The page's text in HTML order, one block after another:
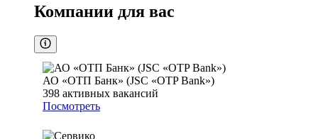
Компании для вас
АО «ОТП Банк» (JSC «OTP Bank»)
398 активных вакансий
Посмотреть